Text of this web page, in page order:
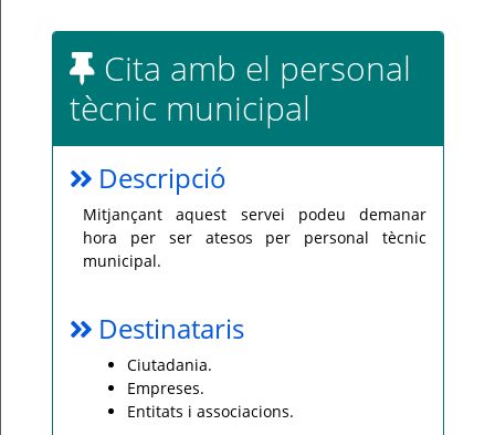
Cita amb el personal
tècnic municipal
Descripció
Mitjançant aquest servei podeu demanar
hora per ser atesos per personal tècnic
municipal.
Destinataris
Ciutadania.
Empreses.
Entitats i associacions.